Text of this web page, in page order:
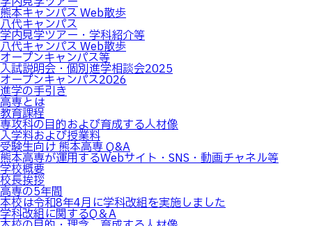
熊本キャンパス Web散歩
八代キャンパス
学内見学ツアー・学科紹介等
八代キャンパス Web散歩
オープンキャンパス等
入試説明会・個別進学相談会2025
オープンキャンパス2026
進学の手引き
高専とは
教育課程
専攻科の目的および育成する人材像
入学料および授業料
受験生向け 熊本高専 Q&A
熊本高専が運用するWebサイト・SNS・動画チャネル等
学校概要
校長挨拶
高専の5年間
本校は令和8年4月に学科改組を実施しました
学科改組に関するQ＆A